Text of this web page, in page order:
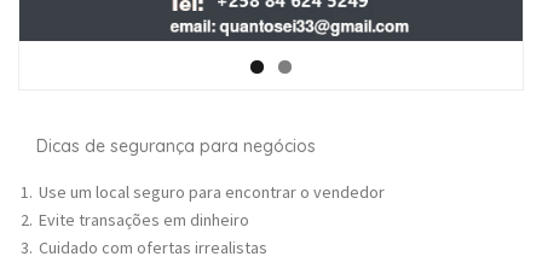
Dicas de segurança para negócios
Use um local seguro para encontrar o vendedor
Evite transações em dinheiro
Cuidado com ofertas irrealistas